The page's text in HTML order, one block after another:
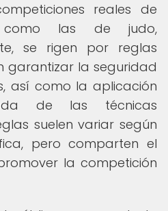
reales de
como las de judo,
se rigen por reglas
garantizar la seguridad
así como la aplicación
de las técnicas
suelen variar según
pero comparten el
la competición